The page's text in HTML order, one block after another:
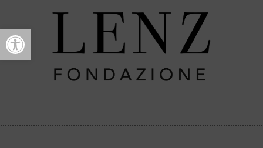
Open toolbar